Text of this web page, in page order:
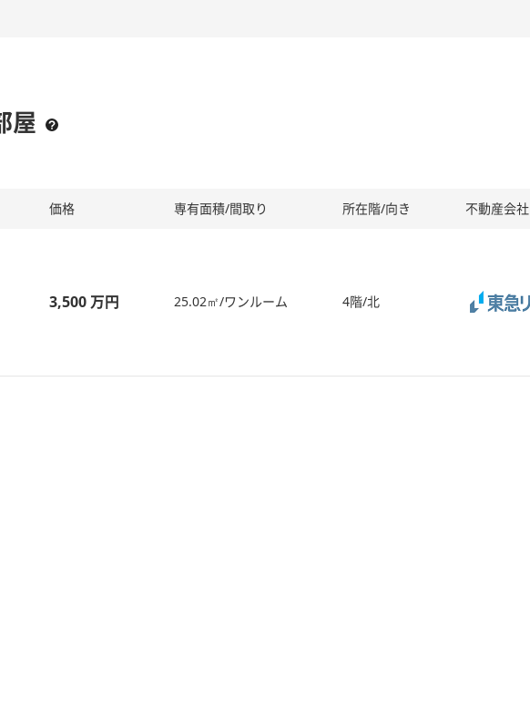
屋
価格 専有面積/間取り 所在階/向き 不動産会社
3,500 万円 25.02㎡/ワンルーム 4階/北